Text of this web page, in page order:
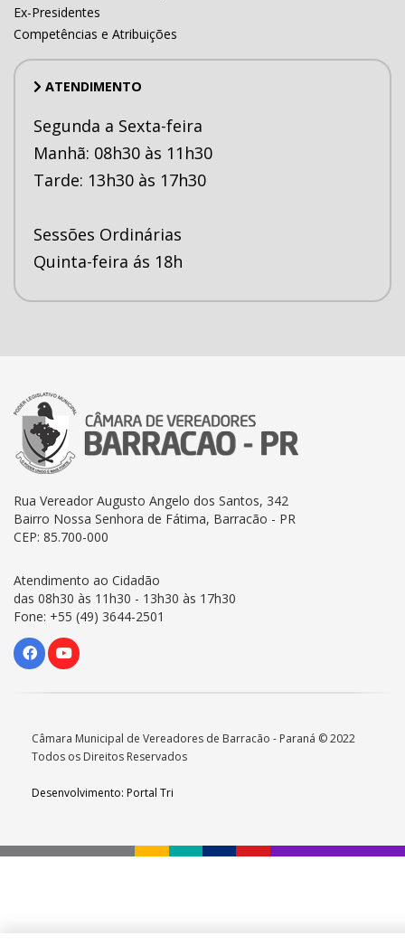
Ex-Presidentes
Competências e Atribuições
ATENDIMENTO
Segunda a Sexta-feira
Manhã: 08h30 às 11h30
Tarde: 13h30 às 17h30
Sessões Ordinárias
Quinta-feira ás 18h
Rua Vereador Augusto Angelo dos Santos, 342
Bairro Nossa Senhora de Fátima, Barracão - PR
CEP: 85.700-000
Atendimento ao Cidadão
das 08h30 às 11h30 - 13h30 às 17h30
Fone: +55 (49) 3644-2501
Câmara Municipal de Vereadores de Barracão - Paraná © 2022
Todos os Direitos Reservados
Desenvolvimento: Portal Tri